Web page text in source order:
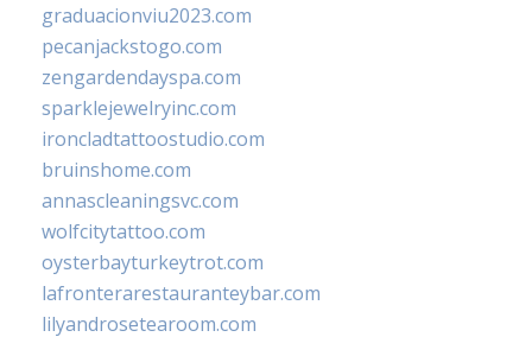
graduacionviu2023.com
pecanjackstogo.com
zengardendayspa.com
sparklejewelryinc.com
ironcladtattoostudio.com
bruinshome.com
annascleaningsvc.com
wolfcitytattoo.com
oysterbayturkeytrot.com
lafronterarestauranteybar.com
lilyandrosetearoom.com